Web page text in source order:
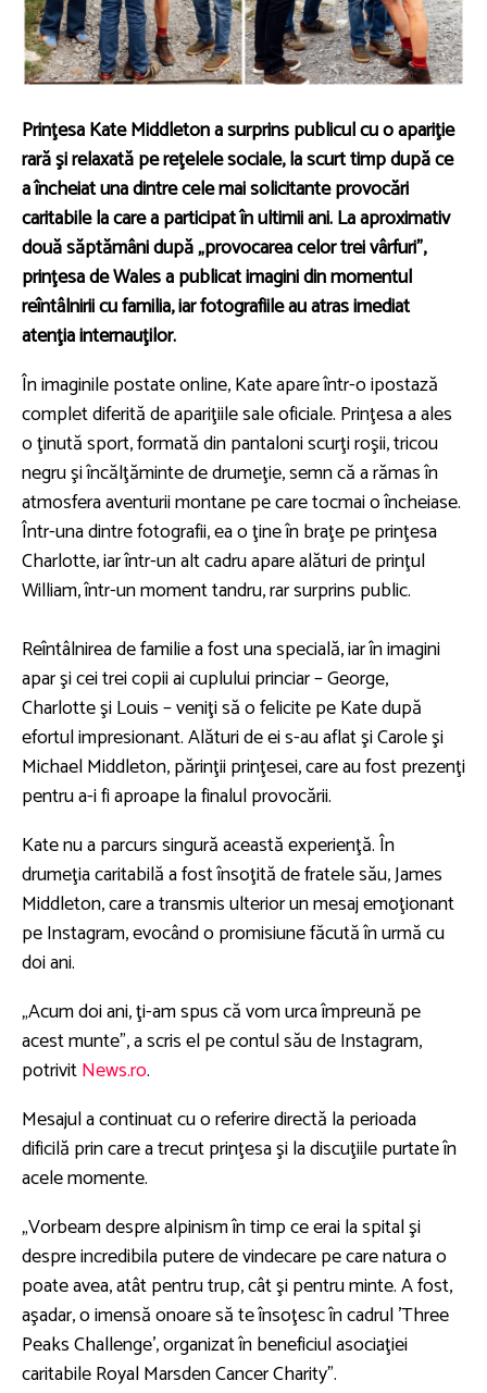
Prinţesa Kate Middleton a surprins publicul cu o apariţie
rară şi relaxată pe reţelele sociale, la scurt timp după ce
a încheiat una dintre cele mai solicitante provocări
caritabile la care a participat în ultimii ani. La aproximativ
două săptămâni după „provocarea celor trei vârfuri”,
prinţesa de Wales a publicat imagini din momentul
reîntâlnirii cu familia, iar fotografiile au atras imediat
atenţia internauţilor.
În imaginile postate online, Kate apare într-o ipostază
complet diferită de apariţiile sale oficiale. Prinţesa a ales
o ţinută sport, formată din pantaloni scurţi roşii, tricou
negru şi încălţăminte de drumeţie, semn că a rămas în
atmosfera aventurii montane pe care tocmai o încheiase.
Într-una dintre fotografii, ea o ţine în braţe pe prinţesa
Charlotte, iar într-un alt cadru apare alături de prinţul
William, într-un moment tandru, rar surprins public.
Reîntâlnirea de familie a fost una specială, iar în imagini
apar şi cei trei copii ai cuplului princiar – George,
Charlotte şi Louis – veniţi să o felicite pe Kate după
efortul impresionant. Alături de ei s-au aflat şi Carole şi
Michael Middleton, părinţii prinţesei, care au fost prezenţi
pentru a-i fi aproape la finalul provocării.
Kate nu a parcurs singură această experienţă. În
drumeţia caritabilă a fost însoţită de fratele său, James
Middleton, care a transmis ulterior un mesaj emoţionant
pe Instagram, evocând o promisiune făcută în urmă cu
doi ani.
„Acum doi ani, ţi-am spus că vom urca împreună pe
acest munte”, a scris el pe contul său de Instagram,
potrivitNews.ro.
Mesajul a continuat cu o referire directă la perioada
dificilă prin care a trecut prinţesa şi la discuţiile purtate în
acele momente.
„Vorbeam despre alpinism în timp ce erai la spital şi
despre incredibila putere de vindecare pe care natura o
poate avea, atât pentru trup, cât şi pentru minte. A fost,
aşadar, o imensă onoare să te însoţesc în cadrul 'Three
Peaks Challenge', organizat în beneficiul asociaţiei
caritabile Royal Marsden Cancer Charity”.